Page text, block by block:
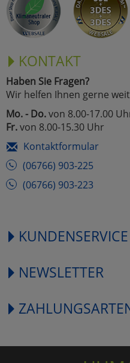
KONTAKT
Haben Sie Fragen?
Wir helfen Ihnen gerne
Mo. - Do.von 8.00-17.00
Fr.von 8.00-15.30 Uhr
Kontaktformular
(06766) 903-225
(06766) 903-223
KUNDENSERVICE
NEWSLETTER